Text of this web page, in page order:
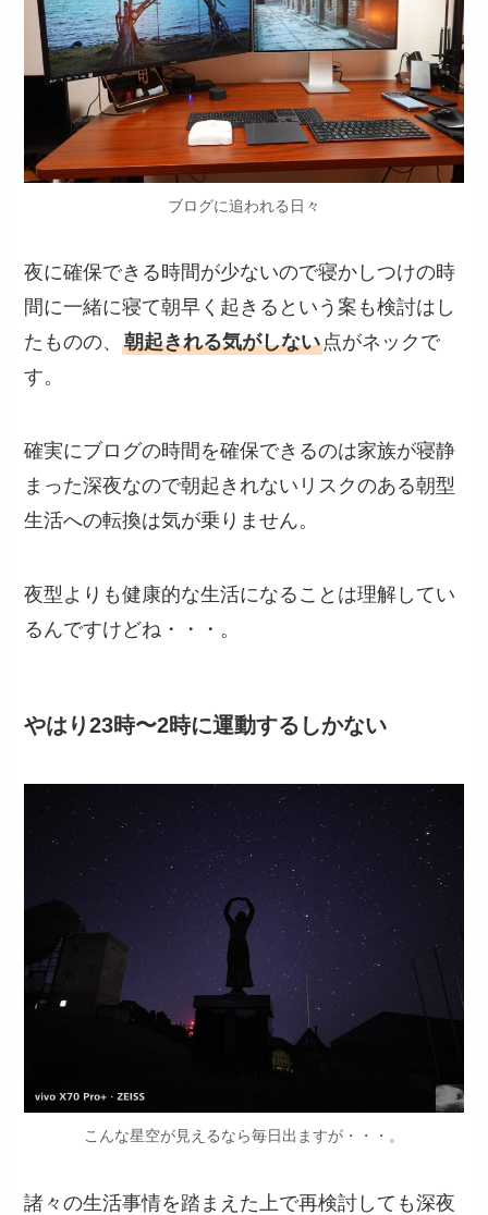
ブログに追われる日々
夜に確保できる時間が少ないので寝かしつけの時
間に一緒に寝て朝早く起きるという案も検討はし
たものの、朝起きれる気がしない点がネックで
す。
確実にブログの時間を確保できるのは家族が寝静
まった深夜なので朝起きれないリスクのある朝型
生活への転換は気が乗りません。
夜型よりも健康的な生活になることは理解してい
るんですけどね・・・。
やはり23時〜2時に運動するしかない
こんな星空が見えるなら毎日出ますが・・・。
諸々の生活事情を踏まえた上で再検討しても深夜